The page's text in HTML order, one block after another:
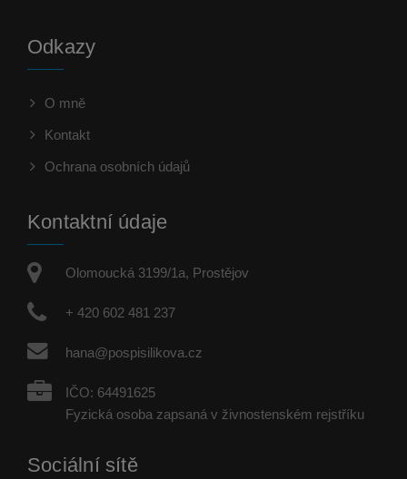
Odkazy
O mně
Kontakt
Ochrana osobních údajů
Kontaktní údaje
Olomoucká 3199/1a, Prostějov
+ 420 602 481 237
hana@pospisilikova.cz
IČO: 64491625
Fyzická osoba zapsaná v živnostenském rejstříku
Sociální sítě